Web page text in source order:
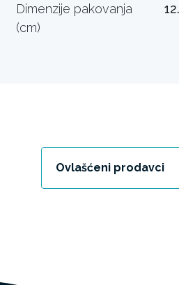
Dimenzije pakovanja
(cm)
Ovlašćeni prodavci